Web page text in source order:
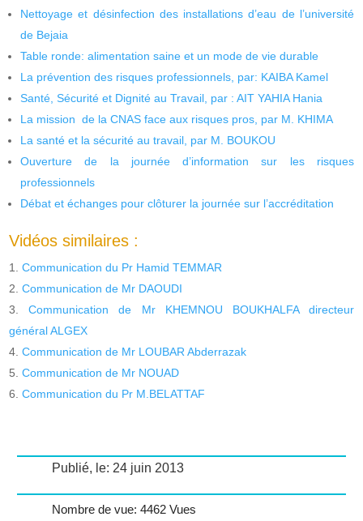
Nettoyage et désinfection des installations d’eau de l’université
de Bejaia
Table ronde: alimentation saine et un mode de vie durable
La prévention des risques professionnels, par: KAIBA Kamel
Santé, Sécurité et Dignité au Travail, par : AIT YAHIA Hania
La mission de la CNAS face aux risques pros, par M. KHIMA
La santé et la sécurité au travail, par M. BOUKOU
Ouverture de la journée d’information sur les risques
professionnels
Débat et échanges pour clôturer la journée sur l’accréditation
Vidéos similaires :
Communication du Pr Hamid TEMMAR
Communication de Mr DAOUDI
Communication de Mr KHEMNOU BOUKHALFA directeur
général ALGEX
Communication de Mr LOUBAR Abderrazak
Communication de Mr NOUAD
Communication du Pr M.BELATTAF
Publié, le: 24 juin 2013
Nombre de vue: 4462 Vues